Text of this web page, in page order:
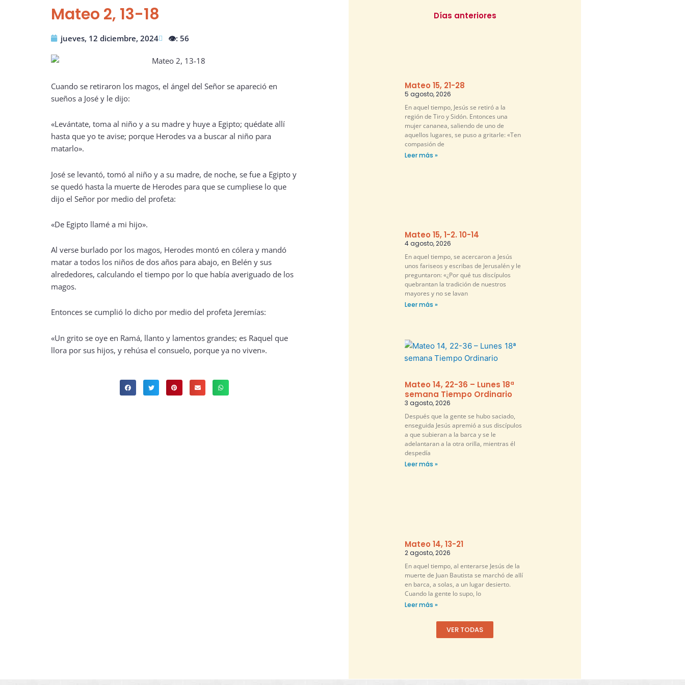
Mateo 2, 13-18
jueves, 12 diciembre, 2024 👁️: 56
Cuando se retiraron los magos, el ángel del Señor se apareció en
sueños a José y le dijo:
«Levántate, toma al niño y a su madre y huye a Egipto; quédate allí
hasta que yo te avise; porque Herodes va a buscar al niño para
matarlo».
José se levantó, tomó al niño y a su madre, de noche, se fue a Egipto y
se quedó hasta la muerte de Herodes para que se cumpliese lo que
dijo el Señor por medio del profeta:
«De Egipto llamé a mi hijo».
Al verse burlado por los magos, Herodes montó en cólera y mandó
matar a todos los niños de dos años para abajo, en Belén y sus
alrededores, calculando el tiempo por lo que había averiguado de los
magos.
Entonces se cumplió lo dicho por medio del profeta Jeremías:
«Un grito se oye en Ramá, llanto y lamentos grandes; es Raquel que
llora por sus hijos, y rehúsa el consuelo, porque ya no viven».
Días anteriores
Mateo 15, 21-28
5 agosto, 2026
En aquel tiempo, Jesús se retiró a la
región de Tiro y Sidón. Entonces una
mujer cananea, saliendo de uno de
aquellos lugares, se puso a gritarle: «Ten
compasión de
Leer más »
Mateo 15, 1-2. 10-14
4 agosto, 2026
En aquel tiempo, se acercaron a Jesús
unos fariseos y escribas de Jerusalén y le
preguntaron: «¿Por qué tus discípulos
quebrantan la tradición de nuestros
mayores y no se lavan
Leer más »
Mateo 14, 22-36 – Lunes 18ª
semana Tiempo Ordinario
3 agosto, 2026
Después que la gente se hubo saciado,
enseguida Jesús apremió a sus discípulos
a que subieran a la barca y se le
adelantaran a la otra orilla, mientras él
despedía
Leer más »
Mateo 14, 13-21
2 agosto, 2026
En aquel tiempo, al enterarse Jesús de la
muerte de Juan Bautista se marchó de allí
en barca, a solas, a un lugar desierto.
Cuando la gente lo supo, lo
Leer más »
VER TODAS